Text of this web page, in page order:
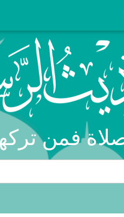
فمن